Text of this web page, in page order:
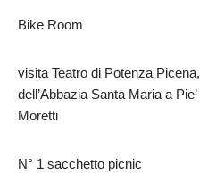
Bike Room
visita Teatro di Potenza
dell’Abbazia Santa Maria a
Moretti
N° 1 sacchetto picnic